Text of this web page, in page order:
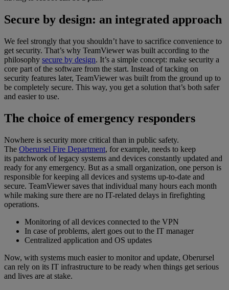
Secure by design: an integrated approach
We feel strongly that you shouldn’t have to sacrifice convenience to
get security. That’s why TeamViewer was built according to the
philosophy secure by design. It’s a simple concept: make security a
core part of the software from the start. Instead of tacking on
security features later, TeamViewer was built from the ground up to
be completely secure. This way, you get a solution that’s both safer
and easier to use.
The choice of emergency responders
Nowhere is security more critical than in public safety.
The Oberursel Fire Department, for example, needs to keep
its patchwork of legacy systems and devices constantly updated and
ready for any emergency. But as a small organization, one person is
responsible for keeping all devices and systems up-to-date and
secure. TeamViewer saves that individual many hours each month
while making sure there are no IT-related delays in firefighting
operations.
Monitoring of all devices connected to the VPN
In case of problems, alert goes out to the IT manager
Centralized application and OS updates
Now, with systems much easier to monitor and update, Oberursel
can rely on its IT infrastructure to be ready when things get serious
and lives are at stake.